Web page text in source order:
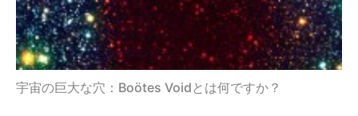
宇宙の巨大な穴：Boötes Voidとは何ですか？